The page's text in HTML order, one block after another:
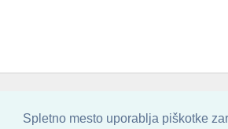
Spletno mesto uporablja piškotke